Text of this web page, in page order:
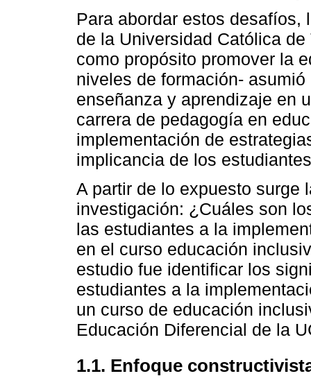
Para abordar estos desafíos,
de la Universidad Católica
como propósito promover la
niveles de formación-
enseñanza y aprendizaje en
carrera de pedagogía en
implementación de
implicancia de los
A partir de lo expuesto surge
investigación: ¿Cuáles son
las estudiantes a la
en el curso educación
estudio fue identificar los
estudiantes a la
un curso de educación
Educación Diferencial de la
1.1. Enfoque